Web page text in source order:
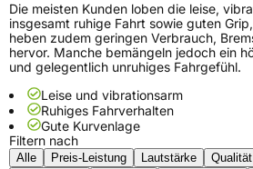
Die meisten Kunden loben die leise,
insgesamt ruhige Fahrt sowie guten
heben zudem geringen Verbrauch,
hervor. Manche bemängeln jedoch ein
und gelegentlich unruhiges Fahrgefühl.
Leise und vibrationsarm
Ruhiges Fahrverhalten
Gute Kurvenlage
Filtern nach
Alle Preis-Leistung Lautstärke Qualität